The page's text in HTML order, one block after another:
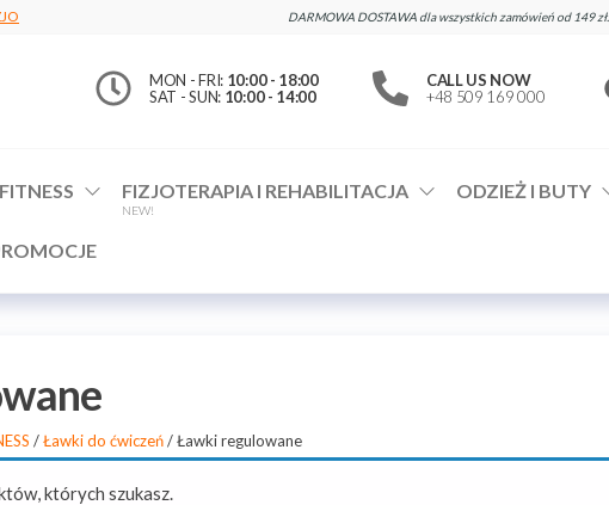
DARMOWA DOSTAWA dla wszystkich zamówień od 149 zł.
www.sport-
fizjo.com
MON - FRI: 10:00 - 18:00
SAT - SUN: 10:00 - 14:00
CALL US NOW
+48 509 169 000
FIZJOTERAPIA I REHABILITACJA
NEW!
ODZIEŻ I BUTY
/Ławki do ćwiczeń/ Ławki regulowane
których szukasz.